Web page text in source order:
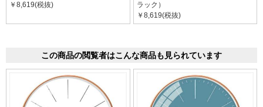
￥8,619(税抜)
ラック）
￥8,619(税抜)
この商品の閲覧者はこんな商品も見られています